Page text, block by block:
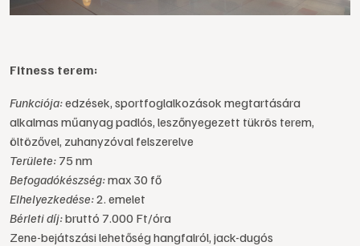
Fitness terem:
Funkciója:edzések, sportfoglalkozások megtartására
alkalmas műanyag padlós, leszőnyegezett tükrös terem,
öltözővel, zuhanyzóval felszerelve
Területe:75 nm
Befogadókészség:max 30 fő
Elhelyezkedése:2. emelet
Bérleti díj:bruttó 7.000 Ft/óra
Zene-bejátszási lehetőség hangfalról, jack-dugós